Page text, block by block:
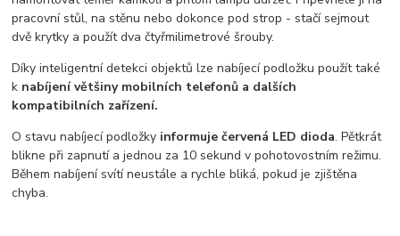
pracovní stůl, na stěnu nebo dokonce pod strop - stačí sejmout
dvě krytky a použít dva čtyřmilimetrové šrouby.
Díky inteligentní detekci objektů lze nabíjecí podložku použít také
k nabíjení většiny mobilních telefonů a dalších
kompatibilních zařízení.
O stavu nabíjecí podložky informuje červená LED dioda. Pětkrát
blikne při zapnutí a jednou za 10 sekund v pohotovostním režimu.
Během nabíjení svítí neustále a rychle bliká, pokud je zjištěna
chyba.